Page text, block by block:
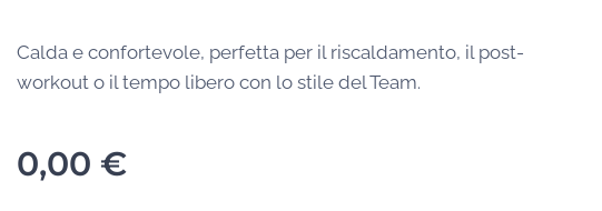
Calda e confortevole, perfetta per il riscaldamento, il post-
workout o il tempo libero con lo stile del Team.
0,00 €